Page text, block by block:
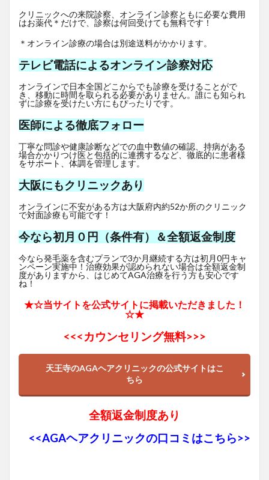
クリニックへの来院診察、オンライン診察ともに必要な費用
はお薬代＊だけで、診察は何回受けても無料です！
＊オンライン診療の場合は別途送料がかかります。
テレビ電話によるオンライン診察対応
オンラインで日本全国どこからでも診療を受けることがで
き、移動に時間を取られる必要がありません。誰にも知られ
ずに診療を受けたい方にもぴったりです。
医師による徹底フォロー
丁寧な問診や健康診断などでの血中数値の確認、持病がある
場合かかりつけ医と包括的に連携するなど、徹底的に患者様
をサポート、体調を管理します。
大阪にもクリニックあり
オンラインに不安がある方は大阪府内約52か所のクリニック
で対面診療も可能です！
今なら初月０円（条件有）＆全額返金制度
今なら発毛薬を含むプランで3か月継続する方は初月0円キャ
ンペーン実施中！治療効果が認められない場合は全額返金制
度がありますから、はじめてAGA治療を行う方も安心です
ね！
★☆当サイトを公式サイトに掲載いただきました！
☆★
<<<カウンセリング無料>>>
天王寺のAGAヘアクリニックの公式サイトはこ
ちら
全額返金制度あり
<<AGAヘアクリニックの口コミはこちら>>